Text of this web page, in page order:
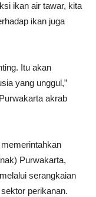
ikan air tawar, kita
ikan juga
Itu akan
yang unggul,”
akrab
Purwakarta,
serangkaian
perikanan.